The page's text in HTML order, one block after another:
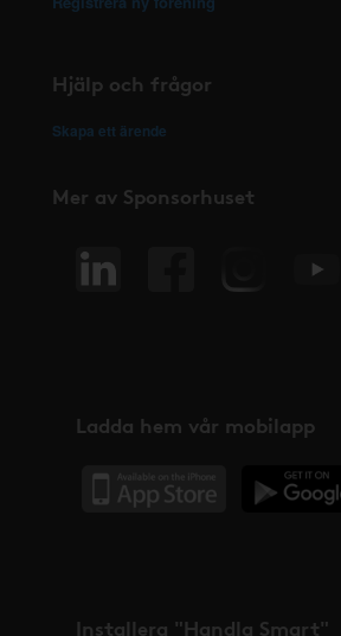
Hjälp och frågor
Skapa ett ärende
Mer av Sponsorhuset
Ladda hem vår mobilapp
Installera "Handla Smart"